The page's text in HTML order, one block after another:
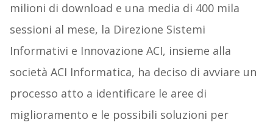
milioni di download e una media di 400 mila
sessioni al mese, la Direzione Sistemi
Informativi e Innovazione ACI, insieme alla
società ACI Informatica, ha deciso di avviare un
processo atto a identificare le aree di
miglioramento e le possibili soluzioni per